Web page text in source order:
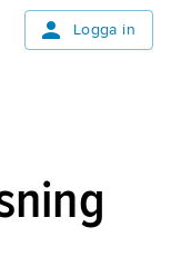
Logga in